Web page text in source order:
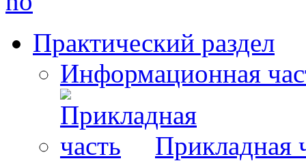
Практический раздел
Информационная
Прикладная